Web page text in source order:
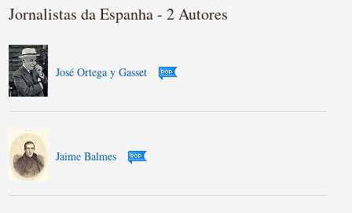
Jornalistas da Espanha - 2 Autores
José Ortega y Gasset
Jaime Balmes